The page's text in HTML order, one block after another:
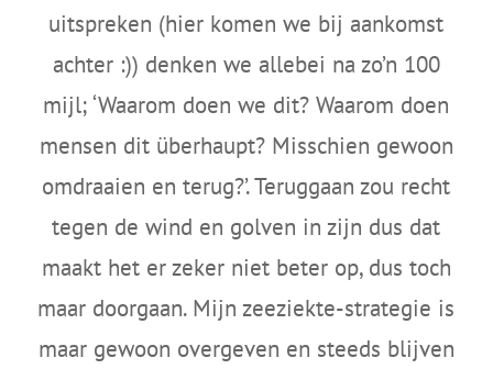
uitspreken (hier komen we bij aankomst
achter :)) denken we allebei na zo’n 100
mijl; ‘Waarom doen we dit? Waarom doen
mensen dit überhaupt? Misschien gewoon
omdraaien en terug?’. Teruggaan zou recht
tegen de wind en golven in zijn dus dat
maakt het er zeker niet beter op, dus toch
maar doorgaan. Mijn zeeziekte-strategie is
maar gewoon overgeven en steeds blijven